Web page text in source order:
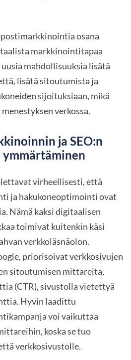
osana
markkinointitapaa
mahdollisuuksia lisätä
lisätä sitoutumista ja
sijoituksiaan, mikä
verkossa.
ja SEO:n
ymmärtäminen
virheellisesti, että
ja hakukoneoptimointi ovat
Nämä kaksi digitaalisen
toimivat kuitenkin käsi
verkkoläsnäolon.
priorisoivat verkkosivujen
sitoutumisen mittareita,
(CTR), sivustolla vietettyä
Hyvin laadittu
voi vaikuttaa
koska se tuo
verkkosivustolle.